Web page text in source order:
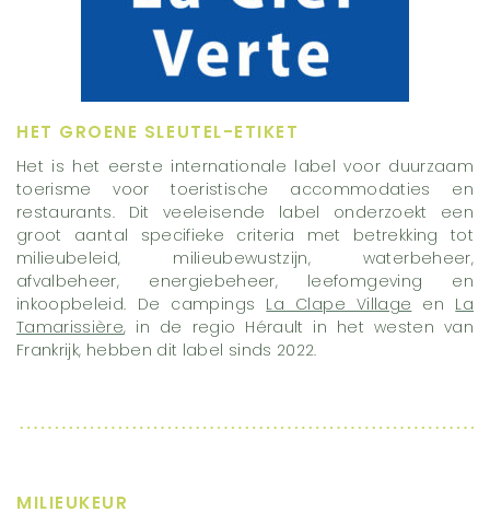
HET GROENE SLEUTEL-ETIKET
Het is het eerste internationale label voor duurzaam
toerisme voor toeristische accommodaties en
restaurants. Dit veeleisende label onderzoekt een
groot aantal specifieke criteria met betrekking tot
milieubeleid, milieubewustzijn, waterbeheer,
afvalbeheer, energiebeheer, leefomgeving en
inkoopbeleid. De campings La Clape Village en La
Tamarissière, in de regio Hérault in het westen van
Frankrijk, hebben dit label sinds 2022.
MILIEUKEUR